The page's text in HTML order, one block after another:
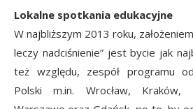
Lokalne spotkania edukacyjne
W najbliższym 2013 roku,
leczy nadciśnienie” jest bycie jak
też względu, zespół programu
Polski m.in. Wrocław, Kraków,